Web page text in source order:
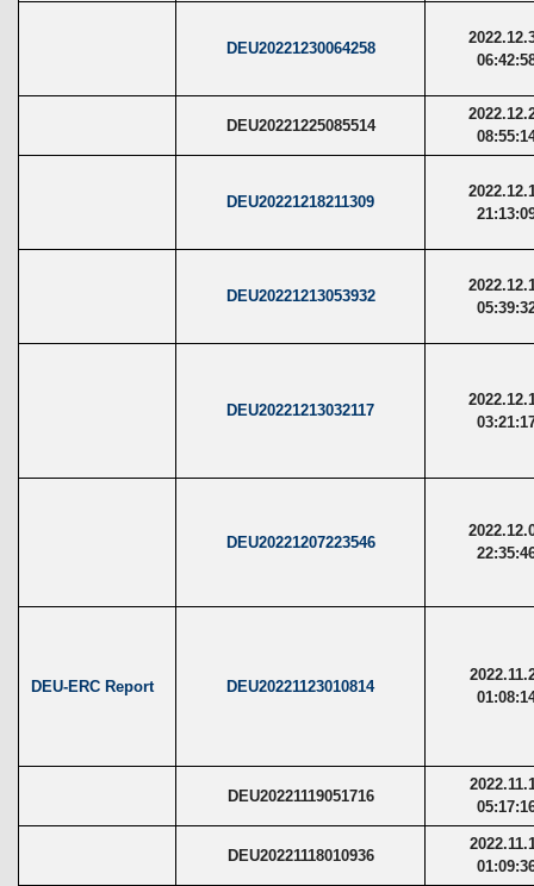
DEU20221230064258
DEU20221225085514
DEU20221218211309
DEU20221213053932
DEU20221213032117
DEU20221207223546
DEU-ERC Report DEU20221123010814
DEU20221119051716
DEU20221118010936